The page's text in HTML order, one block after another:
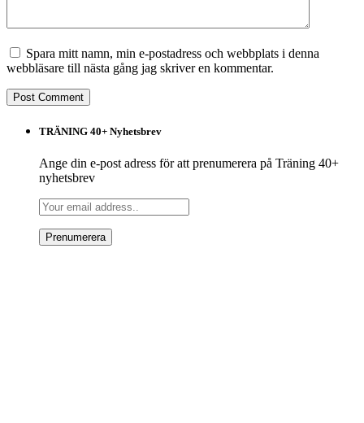
Spara mitt namn, min e-postadress och webbplats i denna
webbläsare till nästa gång jag skriver en kommentar.
TRÄNING 40+ Nyhetsbrev
Ange din e-post adress för att prenumerera på Träning 40+
nyhetsbrev